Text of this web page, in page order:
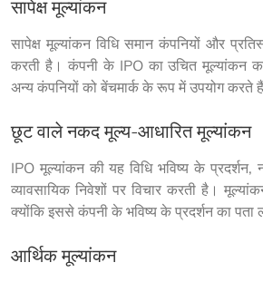
सापेक्ष मूल्यांकन
सापेक्ष मूल्यांकन विधि समान कंपनियों और
करती है। कंपनी के IPO का उचित मूल्यांकन
अन्य कंपनियों को बेंचमार्क के रूप में उपयोग करते
छूट वाले नकद मूल्य-आधारित मूल्यांकन
IPO मूल्यांकन की यह विधि भविष्य के प्रदर्शन,
व्यावसायिक निवेशों पर विचार करती है।
क्योंकि इससे कंपनी के भविष्य के प्रदर्शन का पता
आर्थिक मूल्यांकन